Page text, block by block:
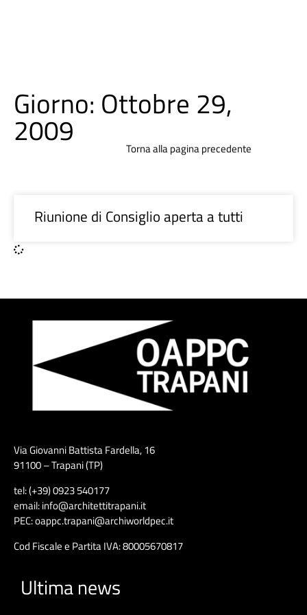
Giorno: Ottobre 29,
2009 Torna alla pagina precedente
Riunione di Consiglio aperta a tutti
Via Giovanni Battista Fardella, 16
91100 – Trapani (TP)
tel: (+39) 0923 540177
email: info@architettitrapani.it
PEC: oappc.trapani@archiworldpec.it
Cod Fiscale e Partita IVA: 80005670817
Ultima news